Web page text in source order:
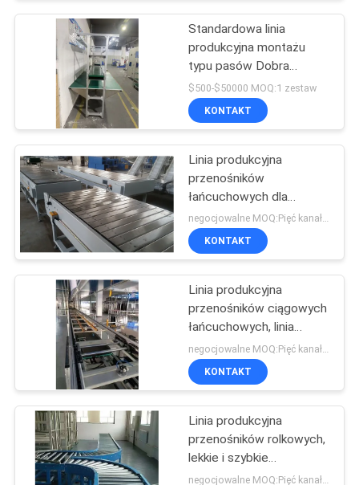
KONTROLA
JAKOŚCI
SKONTAKTUJ
NAMI
POPROŚ
O
WYCENĘ
SITEMAP
POLITYKA
PRYWATNOŚCI
Aluminiowe złącza
rurowe
350
Rura ze stopu
aluminium
116
Złącza do rur
chromowych
53
Standardowa linia
produkcyjna montażu
typu pasów Dobra
stabilność
$500-$50000 MOQ:1 zestaw
KONTAKT
Linia produkcyjna
przenośników
łańcuchowych dla
motocykli
negocjowalne MOQ:Pięć kanałów
KONTAKT
Linia produkcyjna
przenośników ciągowych
łańcuchowych, linia
przenośników
łańcuchowych podwójnej
prędkości
negocjowalne MOQ:Pięć kanałów
KONTAKT
Linia produkcyjna
przenośników rolkowych,
lekkie i szybkie
przenoszenie linii